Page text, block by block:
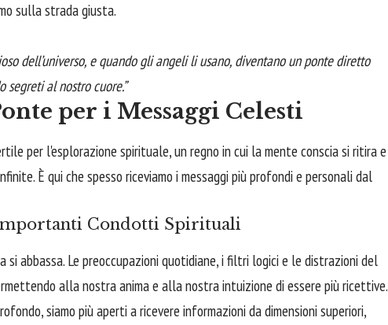
sulla strada giusta.
dell’universo, e quando gli angeli li usano, diventano un ponte diretto
segreti al nostro cuore.”
per i Messaggi Celesti
per l'esplorazione spirituale, un regno in cui la mente conscia si ritira e
È qui che spesso riceviamo i messaggi più profondi e personali dal
Condotti Spirituali
si abbassa. Le preoccupazioni quotidiane, i filtri logici e le distrazioni del
alla nostra anima e alla nostra intuizione di essere più ricettive.
siamo più aperti a ricevere informazioni da dimensioni superiori,